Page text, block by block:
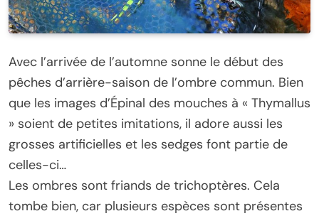
Avec l’arrivée de l’automne sonne le début des
pêches d’arrière-saison de l’ombre commun. Bien
que les images d’Épinal des mouches à « Thymallus
» soient de petites imitations, il adore aussi les
grosses artificielles et les sedges font partie de
celles-ci…
Les ombres sont friands de trichoptères. Cela
tombe bien, car plusieurs espèces sont présentes